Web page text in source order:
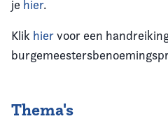
je hier.
Klik hiervoor een
Thema's